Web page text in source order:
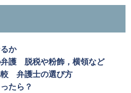
か
護 脱税や粉飾，横領など
較 弁護士の選び方
たら？